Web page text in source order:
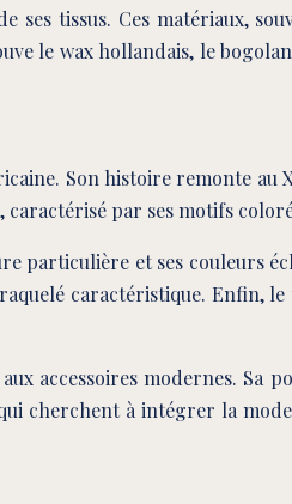
tissus. Ces matériaux,
le wax hollandais, le
Son histoire remonte
par ses motifs
particulière et ses couleurs
caractéristique. Enfin,
accessoires modernes. Sa
cherchent à intégrer la